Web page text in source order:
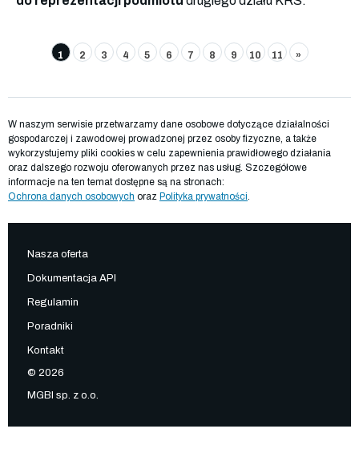
1 2 3 4 5 6 7 8 9 10 11 »
W naszym serwisie przetwarzamy dane osobowe dotyczące działalności
gospodarczej i zawodowej prowadzonej przez osoby fizyczne, a także
wykorzystujemy pliki cookies w celu zapewnienia prawidłowego działania
oraz dalszego rozwoju oferowanych przez nas usług. Szczegółowe
informacje na ten temat dostępne są na stronach:
Ochrona danych osobowych oraz Polityka prywatności
Nasza oferta
Dokumentacja API
Regulamin
Poradniki
Kontakt
© 2026
MGBI sp. z o.o.